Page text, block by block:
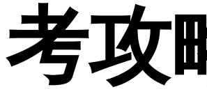
考攻